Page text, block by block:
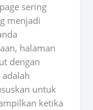
sering
menjadi
halaman
dengan
untuk
ketika